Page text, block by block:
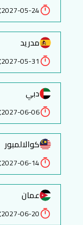
2027-05-24
:
مدريد
2027-05-31
:
دبي
2027-06-06
:
كوالالمبور
2027-06-14
:
عمان
2027-06-20
: